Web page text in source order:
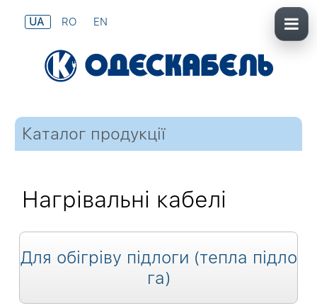
UA RO EN
Каталог продукції
Нагрівальні кабелі
Для обігріву підлоги (тепла підло
га)